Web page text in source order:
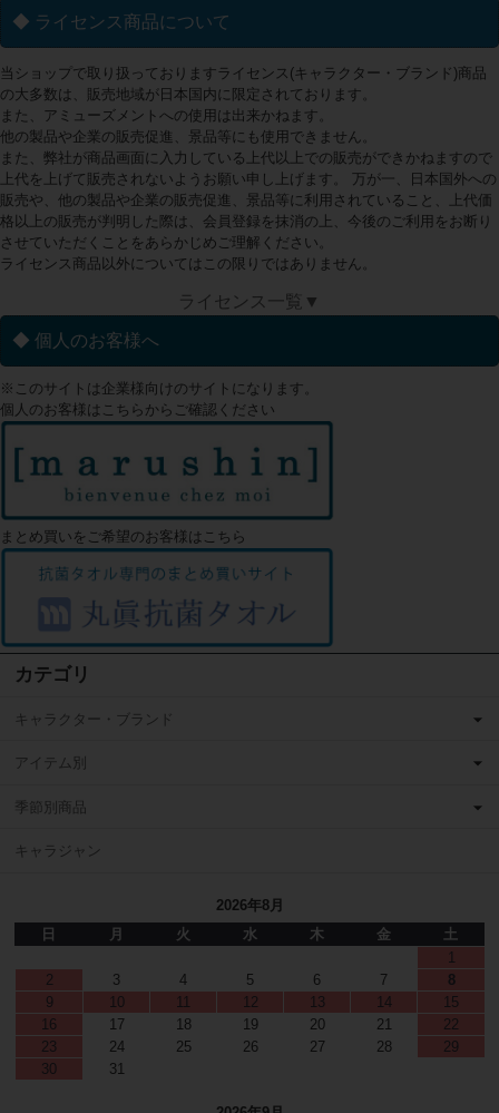
◆ ライセンス商品について
当ショップで取り扱っておりますライセンス(キャラクター・ブランド)商品
の大多数は、販売地域が日本国内に限定されております。
また、アミューズメントへの使用は出来かねます。
他の製品や企業の販売促進、景品等にも使用できません。
また、弊社が商品画面に入力している上代以上での販売ができかねますので
上代を上げて販売されないようお願い申し上げます。 万が一、日本国外への
販売や、他の製品や企業の販売促進、景品等に利用されていること、上代価
格以上の販売が判明した際は、会員登録を抹消の上、今後のご利用をお断り
させていただくことをあらかじめご理解ください。
ライセンス商品以外についてはこの限りではありません。
ライセンス一覧▼
◆ 個人のお客様へ
※このサイトは企業様向けのサイトになります。
個人のお客様はこちらからご確認ください
まとめ買いをご希望のお客様はこちら
カテゴリ
キャラクター・ブランド
アイテム別
季節別商品
キャラジャン
2026年8月
日
月 火 水 木 金
土
1
2
3 4 5 6 7
8
9
10 11 12 13 14
15
16
17 18 19 20 21
22
23
24 25 26 27 28
29
30
31